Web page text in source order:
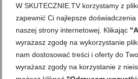
W SKUTECZNIE.TV korzystamy z
zapewnić Ci najlepsze
naszej strony internetowej. Klikając
wyrażasz zgodę na wykorzystanie
nam dostosować treści i oferty do
wyrażasz zgody na korzystanie z